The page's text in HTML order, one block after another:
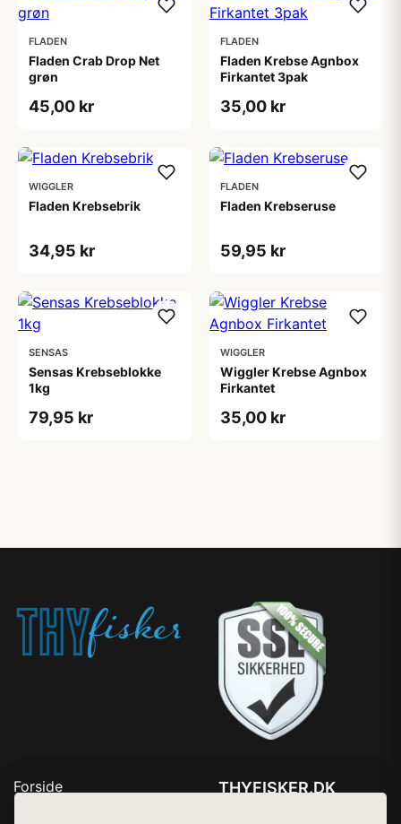
FLADEN
Fladen Crab Drop Net
grøn
45,00 kr
FLADEN
Fladen Krebse Agnbox
Firkantet 3pak
35,00 kr
WIGGLER
Fladen Krebsebrik
34,95 kr
FLADEN
Fladen Krebseruse
59,95 kr
SENSAS
Sensas Krebseblokke
1kg
79,95 kr
WIGGLER
Wiggler Krebse Agnbox
Firkantet
35,00 kr
Forside
THYFISKER.DK